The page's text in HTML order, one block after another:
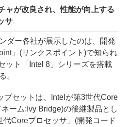
ャが改良され、性能が向上する
サ
ダー各社が展示したのは、開発
」(リンクスポイント)で知られ
ット「Intel 8」シリーズを搭載
。
セットは、Intelが第3世代Core
ーム:Ivy Bridge)の後継製品とし
代Coreプロセッサ」(開発コード